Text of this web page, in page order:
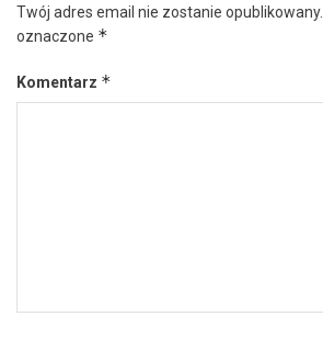
Twój adres email nie zostanie opublikowany.
oznaczone *
Komentarz *